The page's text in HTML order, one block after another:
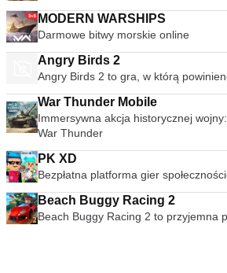
MODERN WARSHIPS
Darmowe bitwy morskie online
Angry Birds 2
Angry Birds 2 to gra, w którą
War Thunder Mobile
Immersywna akcja historycznej
War Thunder
PK XD
Bezpłatna platforma gier
Beach Buggy Racing 2
Beach Buggy Racing 2 to przyjemna